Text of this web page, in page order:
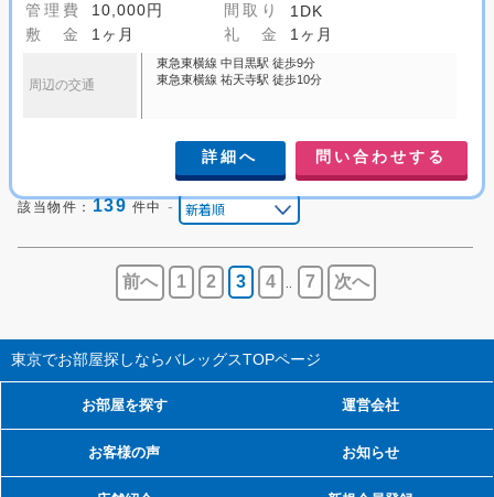
管理費
10,000円 間取り
1DK
敷 金
1ヶ月 礼 金 1ヶ月
周辺の交通
東急東横線 中目黒駅 徒歩9分
東急東横線 祐天寺駅 徒歩10分
詳細へ 問い合わせする
該当物件： 139 件中 -
前へ 1 2 3 4 7 次へ
東京でお部屋探しならバレッグスTOPページ
お部屋を探す
お客様の声
運営会社
お知らせ